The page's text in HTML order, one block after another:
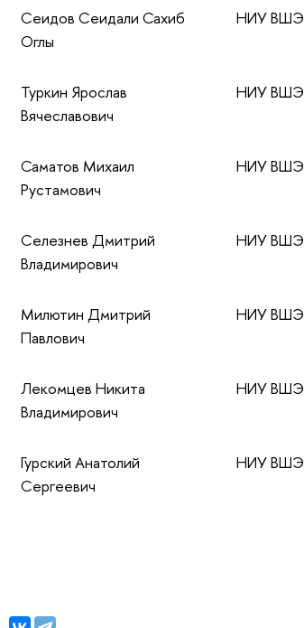
Сеидов Сеидали Сахиб
Оглы
НИУ ВШЭ
Туркин Ярослав
Вячеславович
НИУ ВШЭ
Саматов Михаил
Рустамович
НИУ ВШЭ
Селезнев Дмитрий
Владимирович
НИУ ВШЭ
Милютин Дмитрий
Павлович
НИУ ВШЭ
Лекомцев Никита
Владимирович
НИУ ВШЭ
Гурский Анатолий
Сергеевич
НИУ ВШЭ